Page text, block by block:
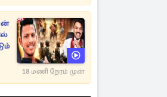
18 மணி நேரம் முன்